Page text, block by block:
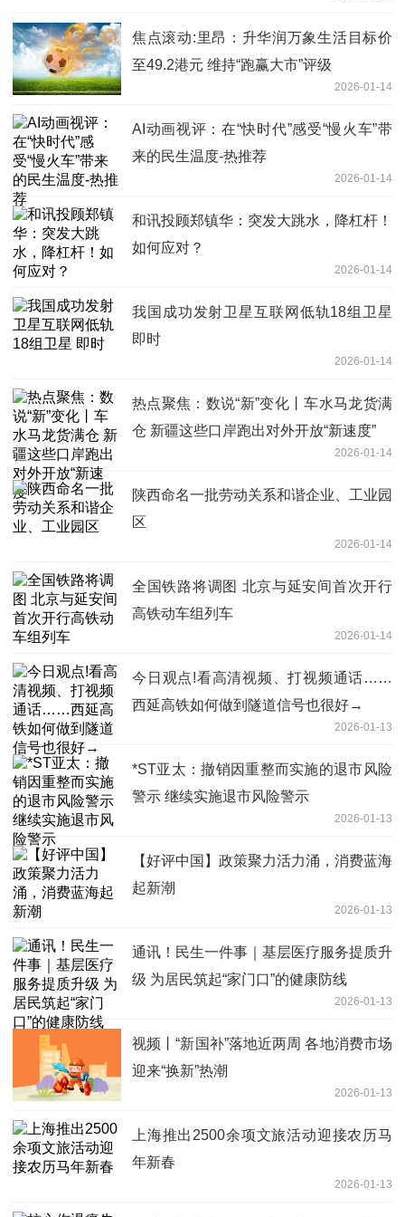
焦点滚动:里昂：升华润万象生活目标价
至49.2港元 维持“跑赢大市”评级
2026-01-14
AI动画视评：在“快时代”感受“慢火车”带
来的民生温度-热推荐
2026-01-14
和讯投顾郑镇华：突发大跳水，降杠杆！
如何应对？
2026-01-14
我国成功发射卫星互联网低轨18组卫星
即时
2026-01-14
热点聚焦：数说“新”变化丨车水马龙货满
仓 新疆这些口岸跑出对外开放“新速度”
2026-01-14
陕西命名一批劳动关系和谐企业、工业园
区
2026-01-14
全国铁路将调图 北京与延安间首次开行
高铁动车组列车
2026-01-14
今日观点!看高清视频、打视频通话……
西延高铁如何做到隧道信号也很好→
2026-01-13
*ST亚太：撤销因重整而实施的退市风险
警示 继续实施退市风险警示
2026-01-13
【好评中国】政策聚力活力涌，消费蓝海
起新潮
2026-01-13
通讯！民生一件事｜基层医疗服务提质升
级 为居民筑起“家门口”的健康防线
2026-01-13
视频丨“新国补”落地近两周 各地消费市场
迎来“换新”热潮
2026-01-13
上海推出2500余项文旅活动迎接农历马
年新春
2026-01-13